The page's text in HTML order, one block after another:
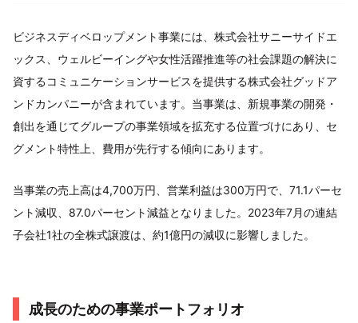
ビジネスディベロップメント事業には、株式会社サニーサイドエ
ックス、ウェルビーイングや女性活躍推進等の社会課題の解決に
資するコミュニケーションサービスを提供する株式会社グッドア
ンドカンパニーが含まれています。当事業は、新規事業の開発・
創出を通じてグループの事業領域を拡充する位置づけにあり、セ
グメント特性上、費用が先行する傾向にあります。
当事業の売上高は4,700万円、営業利益は300万円で、71.1パーセ
ント減収、87.0パーセント減益となりました。2023年7月の連結
子会社1社の全株式譲渡は、約1億円の減収に影響しました。
成長のための事業ポートフォリオ